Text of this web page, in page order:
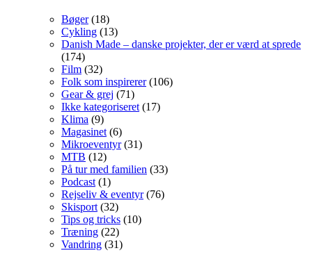
Bøger(18)
Cykling (13)
Danish Made – danske projekter, der er værd at sprede
(174)
Film (32)
Folk som inspirerer(106)
Gear & grej (71)
Ikke kategoriseret (17)
Klima (9)
Magasinet (6)
Mikroeventyr(31)
MTB (12)
På tur med familien (33)
Podcast (1)
Rejseliv & eventyr(76)
Skisport (32)
Tips og tricks (10)
Træning (22)
Vandring (31)